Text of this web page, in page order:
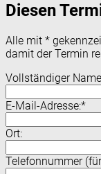
Diesen
Alle mit *
damit der Termin
Vollständiger
E-Mail-Adresse:*
Ort:
Telefonnummer